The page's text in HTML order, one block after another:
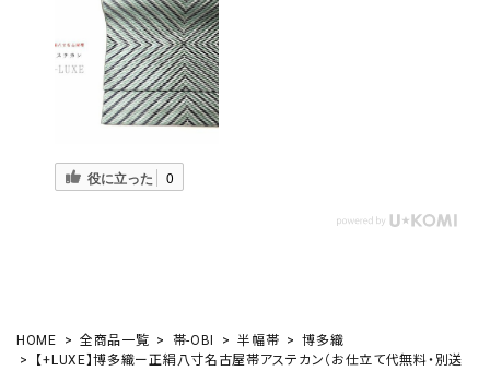
役に立った 0
HOME 全商品一覧 帯-OBI 半幅帯
博多織
【+LUXE】博多織ー正絹八寸名古屋帯アステカン（お仕立て代無料・別送